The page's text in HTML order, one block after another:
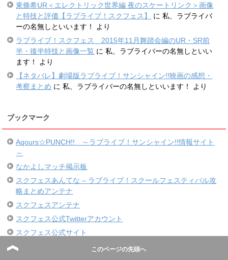
東條希UR＜エレクトリック世界編 夜のスケートリンク＞画像
と特技と評価【ラブライブ！スクフェス】
に私、ラブライバ
ーの名無しといいます！
より
ラブライブ！スクフェス 2015年11月舞踏会編のUR・SR前
半・後半特技と画像一覧 に私、ラブライバーの名無しといい
ます！
より
【ネタバレ】劇場版ラブライブ！サンシャイン!!映画の感想・
考察まとめ に私、ラブライバーの名無しといいます！ より
ブックマーク
Aqours☆PUNCH!! ～ラブライブ！サンシャイン!!情報サイト
～
なかよしマッチ掲示板
スクフェスあんてな – ラブライブ！スクールフェスティバル攻
略まとめアンテナ
スクフェスアンテナ
スクフェス公式Twitterアカウント
スクフェス公式サイト
スクフェス通信
このページの先頭へ